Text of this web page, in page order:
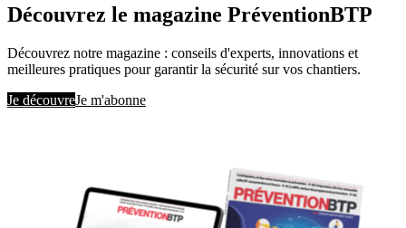
Découvrez le magazine PréventionBTP
Découvrez notre magazine : conseils d'experts, innovations et
meilleures pratiques pour garantir la sécurité sur vos chantiers.
Je découvreJe m'abonne